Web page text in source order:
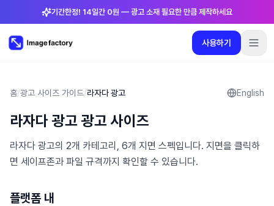
기간한정! 14일간 0원 — 광고 소재 필요한 만큼 제작하세요
사용하기 플러그인 🇰🇷 한국어
사용하기
요금제
플러그인
홈/광고 사이즈 가이드/라자다 광고 English
라자다 광고 광고 사이즈
라자다 광고의 2개 카테고리, 6개 지면 스펙입니다. 지면을 클릭하
면 세이프존과 파일 규격까지 확인할 수 있습니다.
플랫폼 내